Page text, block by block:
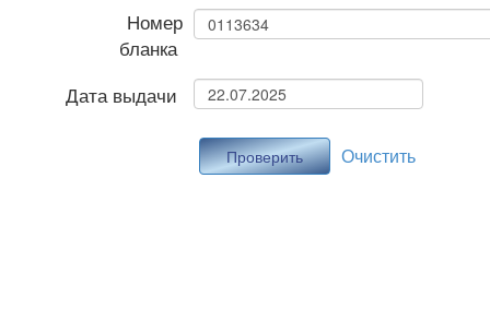
Номер
бланка
Дата выдачи
Проверить Очистить